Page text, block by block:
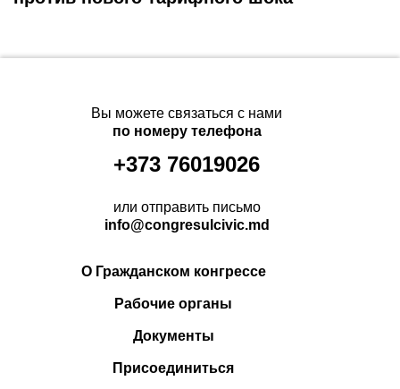
Вы можете связаться с нами
по номеру телефона
+373 76019026
или отправить письмо
info@congresulcivic.md
О Гражданском конгрессе
Рабочие органы
Документы
Присоединиться